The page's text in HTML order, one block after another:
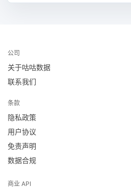
公司
关于咕咕数据
联系我们
条款
隐私政策
用户协议
免责声明
数据合规
商业 API